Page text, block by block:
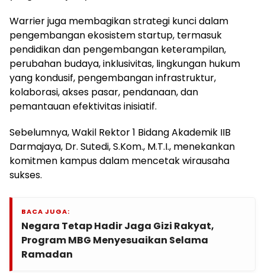
Warrier juga membagikan strategi kunci dalam
pengembangan ekosistem startup, termasuk
pendidikan dan pengembangan keterampilan,
perubahan budaya, inklusivitas, lingkungan hukum
yang kondusif, pengembangan infrastruktur,
kolaborasi, akses pasar, pendanaan, dan
pemantauan efektivitas inisiatif.
Sebelumnya, Wakil Rektor 1 Bidang Akademik IIB
Darmajaya, Dr. Sutedi, S.Kom., M.T.I., menekankan
komitmen kampus dalam mencetak wirausaha
sukses.
BACA JUGA:
Negara Tetap Hadir Jaga Gizi Rakyat,
Program MBG Menyesuaikan Selama
Ramadan